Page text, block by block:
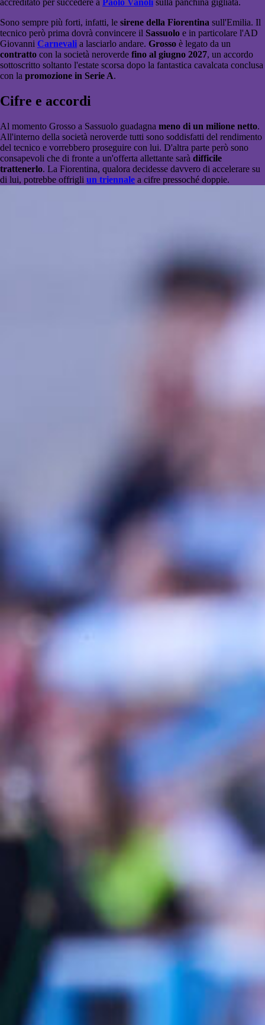
accreditato per succedere a Paolo Vanoli sulla panchina gigliata.
Sono sempre più forti, infatti, le sirene della Fiorentina sull'Emilia. Il
tecnico però prima dovrà convincere il Sassuolo e in particolare l'AD
Giovanni Carnevali a lasciarlo andare. Grosso è legato da un
contratto con la società neroverde fino al giugno 2027, un accordo
sottoscritto soltanto l'estate scorsa dopo la fantastica cavalcata conclusa
con la promozione in Serie A.
Cifre e accordi
Al momento Grosso a Sassuolo guadagna meno di un milione netto.
All'interno della società neroverde tutti sono soddisfatti del rendimento
del tecnico e vorrebbero proseguire con lui. D'altra parte però sono
consapevoli che di fronte a un'offerta allettante sarà difficile
trattenerlo. La Fiorentina, qualora decidesse davvero di accelerare su
di lui, potrebbe offrigli un triennale a cifre pressoché doppie.